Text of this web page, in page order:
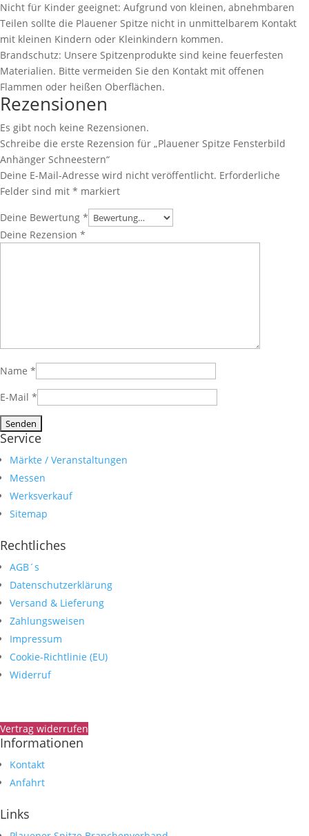
Nicht für Kinder geeignet: Aufgrund von kleinen, abnehmbaren
Teilen sollte die Plauener Spitze nicht in unmittelbarem Kontakt
mit kleinen Kindern oder Kleinkindern kommen.
Brandschutz: Unsere Spitzenprodukte sind keine feuerfesten
Materialien. Bitte vermeiden Sie den Kontakt mit offenen
Flammen oder heißen Oberflächen.
Rezensionen
Es gibt noch keine Rezensionen.
Schreibe die erste Rezension für „Plauener Spitze Fensterbild
Anhänger Schneestern“
Deine E-Mail-Adresse wird nicht veröffentlicht. Erforderliche
Felder sind mit * markiert
Deine Bewertung *
Deine Rezension *
Name *
E-Mail *
Service
Märkte / Veranstaltungen
Messen
Werksverkauf
Sitemap
Rechtliches
AGB´s
Datenschutzerklärung
Versand & Lieferung
Zahlungsweisen
Impressum
Cookie-Richtlinie (EU)
Widerruf
Vertrag widerrufen
Informationen
Kontakt
Anfahrt
Links